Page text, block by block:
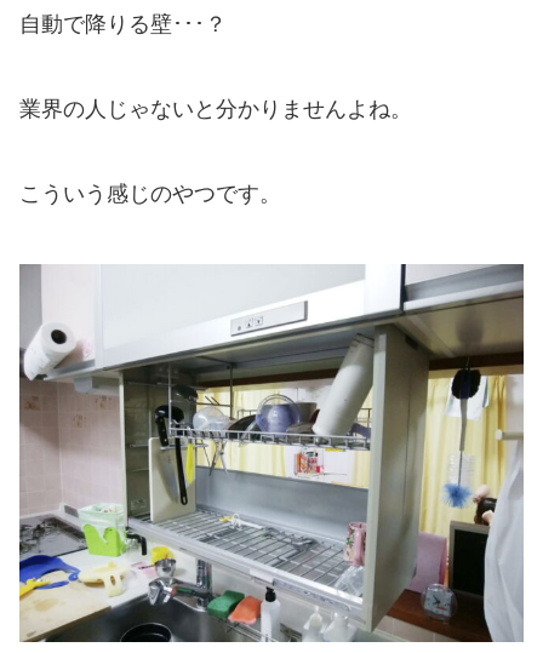
自動で降りる壁･･･？
業界の人じゃないと分かりませんよね。
こういう感じのやつです。